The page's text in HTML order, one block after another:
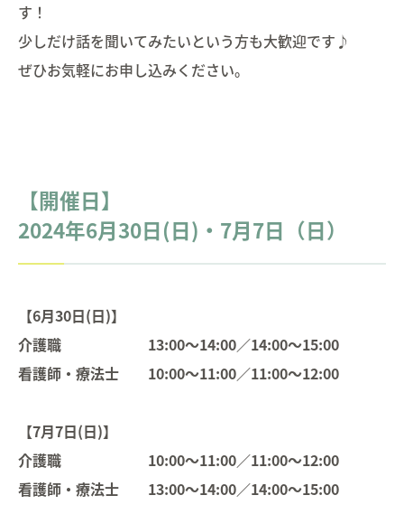
す！
少しだけ話を聞いてみたいという方も大歓迎です♪
ぜひお気軽にお申し込みください。
【開催日】
2024年6月30日(日)・7月7日（日）
【6月30日(日)】
介護職 13:00～14:00／14:00～15:00
看護師・療法士 10:00～11:00／11:00～12:00
【7月7日(日)】
介護職 10:00～11:00／11:00～12:00
看護師・療法士 13:00～14:00／14:00～15:00